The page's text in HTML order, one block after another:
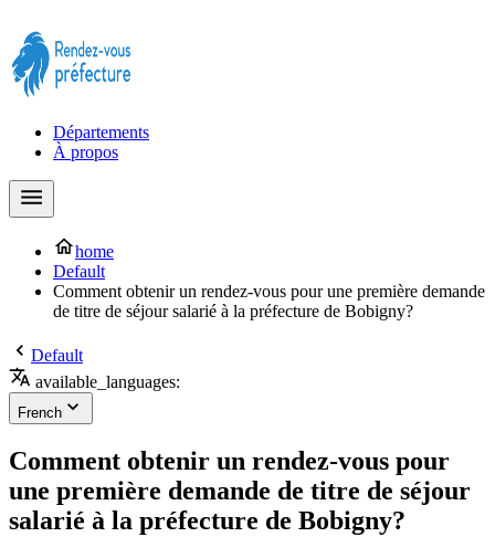
Départements
À propos
home
Default
Comment obtenir un rendez-vous pour une première demande
de titre de séjour salarié à la préfecture de Bobigny?
Default
available_languages:
French
Comment obtenir un rendez-vous pour
une première demande de titre de séjour
salarié à la préfecture de Bobigny?